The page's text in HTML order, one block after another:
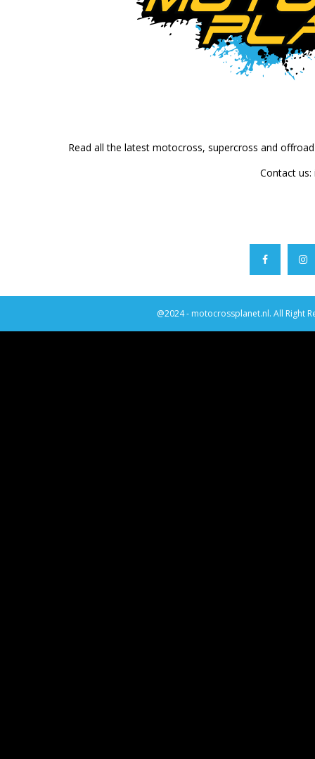
Read all the latest motocross, supercross and
Contact us:
@2024 - motocrossplanet.nl. All Right